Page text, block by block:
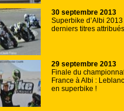
30 septembre 2013
Superbike d’Albi
derniers titres attribués
29 septembre 2013
Finale du
France à Albi :
en superbike !